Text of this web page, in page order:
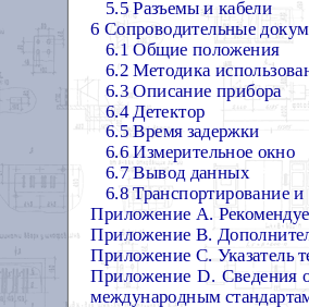
5.5 Разъемы и кабели
6 Сопроводительные
6.1 Общие положения
6.2 Методика
6.3 Описание прибора
6.4 Детектор
6.5 Время задержки
6.6 Измерительное окно
6.7 Вывод данных
6.8 Транспортирование и
Приложение А.
Приложение В.
Приложение С. Указатель
Приложение D. Сведения
международным